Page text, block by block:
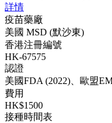
詳情
疫苗藥廠
美國 MSD (默沙東)
香港注冊編號
HK-67575
認證
美國FDA (2022)、歐盟
費用
HK$1500
接種時間表